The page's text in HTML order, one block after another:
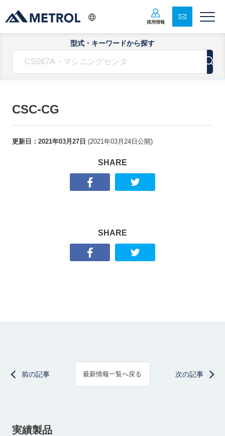
採用情報
型式・キーワードから探す
CSC-CG
更新日： 2021年03月27日 (2021年03月24日 公開)
SHARE
SHARE
前の記事 最新情報一覧へ戻る 次の記事
実績製品